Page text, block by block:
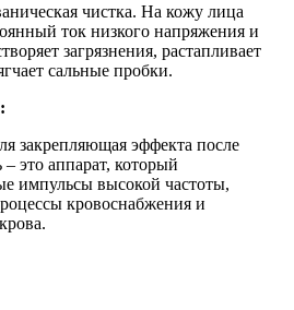
чистка. На кожу лица
ток низкого напряжения и
загрязнения, растапливает
сальные пробки.
закрепляющая эффекта после
это аппарат, который
импульсы высокой частоты,
кровоснабжения и